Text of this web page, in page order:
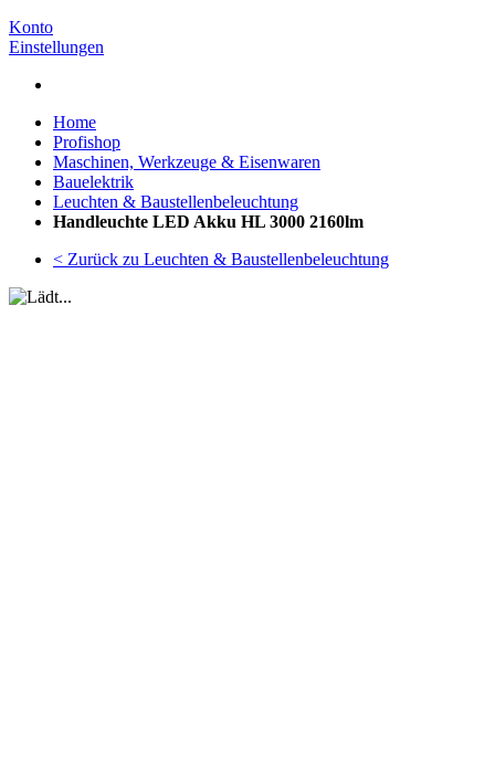
Konto
Einstellungen
Home
Profishop
Maschinen, Werkzeuge & Eisenwaren
Bauelektrik
Leuchten & Baustellenbeleuchtung
Handleuchte LED Akku HL 3000 2160lm
< Zurück zu Leuchten & Baustellenbeleuchtung